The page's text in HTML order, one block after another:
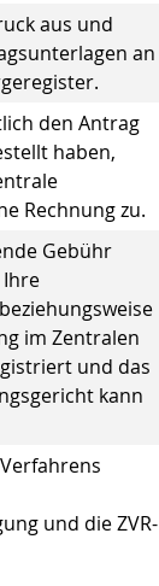
aus und
an
den Antrag
haben,
Rechnung zu.
Gebühr
im Zentralen
und das
kann
und die ZVR-